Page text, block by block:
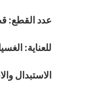
عدد القطع:
للعناية:
الاستبدال